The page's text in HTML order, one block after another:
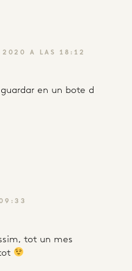
2020 A LAS 18:12
en un bote d
tot un mes